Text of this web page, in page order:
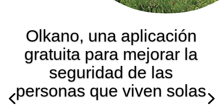
Olkano, una aplicación
gratuita para mejorar la
seguridad de las
personas que viven solas